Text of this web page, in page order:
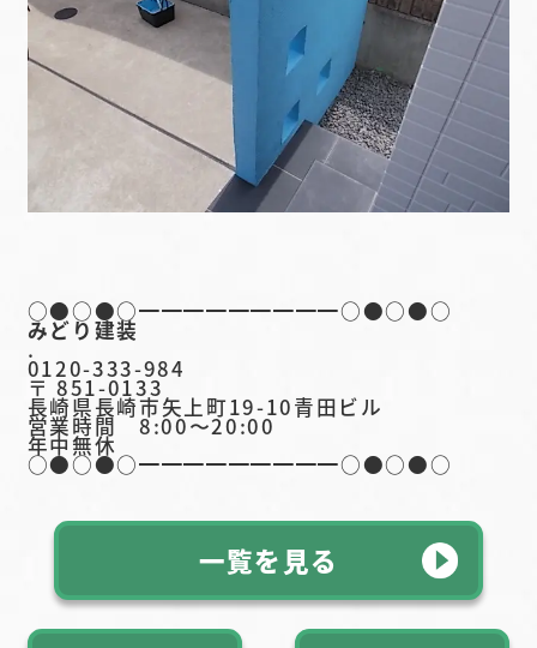
○●○●○━━━━━━━━━○●○●○
みどり建装
.
0120-333-984
〒 851-0133
長崎県長崎市矢上町19-10青田ビル
営業時間 8:00〜20:00
年中無休
○●○●○━━━━━━━━━○●○●○
一覧を見る